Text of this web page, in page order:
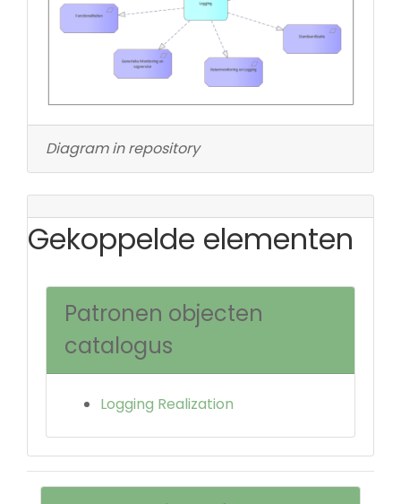
Diagram in repository
Gekoppelde elementen
Patronen objecten
catalogus
Logging Realization